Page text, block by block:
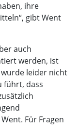
ihre
gibt Went
auch
werden, ist
leider nicht
führt, dass
Für Fragen